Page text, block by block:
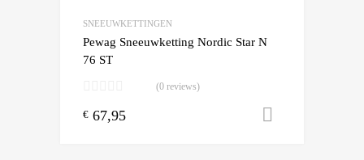
SNEEUWKETTINGEN
Pewag Sneeuwketting Nordic Star N
76 ST
(0 reviews)
€ 67,95